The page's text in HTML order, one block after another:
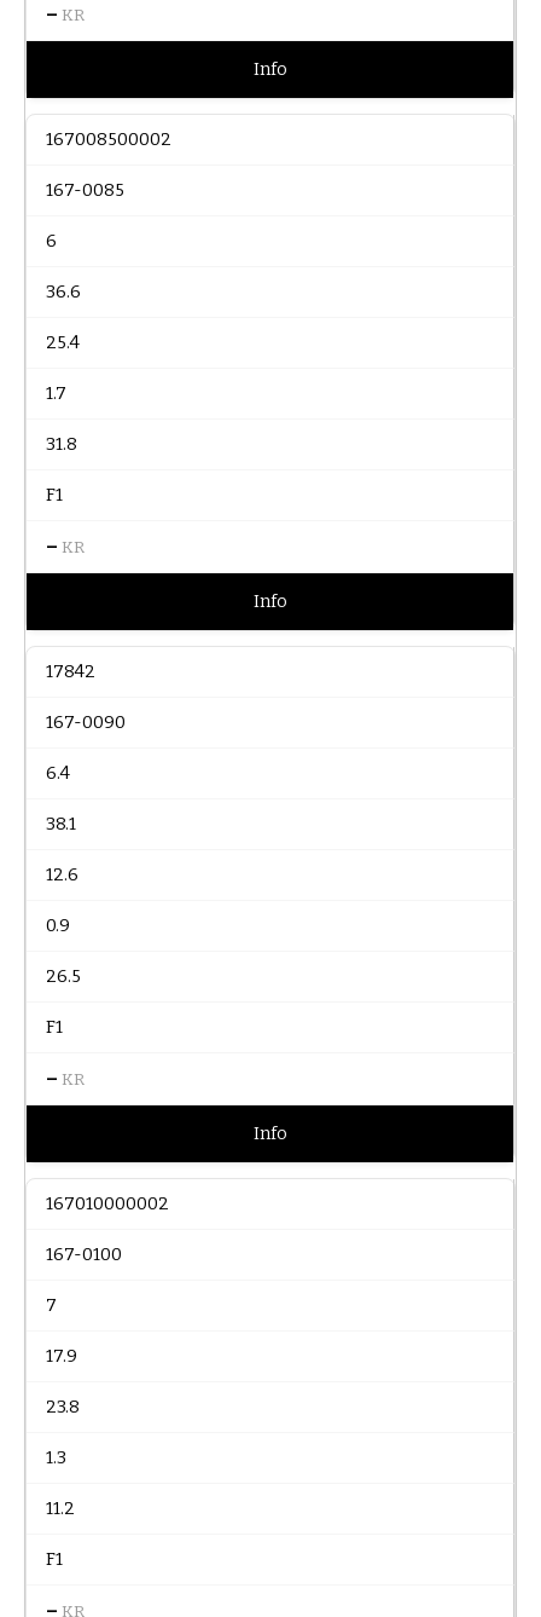
– KR
Info
167008500002
167-0085
6
36.6
25.4
1.7
31.8
F1
– KR
Info
17842
167-0090
6.4
38.1
12.6
0.9
26.5
F1
– KR
Info
167010000002
167-0100
7
17.9
23.8
1.3
11.2
F1
– KR